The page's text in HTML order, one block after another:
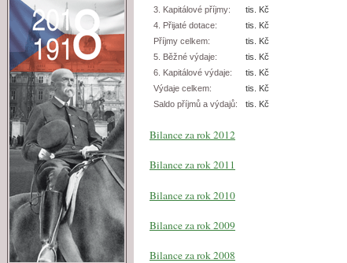
3. Kapitálové příjmy:
tis. Kč
4. Přijaté dotace:
tis. Kč
Příjmy celkem:
tis. Kč
5. Běžné výdaje:
tis. Kč
6. Kapitálové výdaje:
tis. Kč
Výdaje celkem:
tis. Kč
Saldo příjmů a výdajů:
tis. Kč
Bilance za rok 2012
Bilance za rok 2011
Bilance za rok 2010
Bilance za rok 2009
Bilance za rok 2008